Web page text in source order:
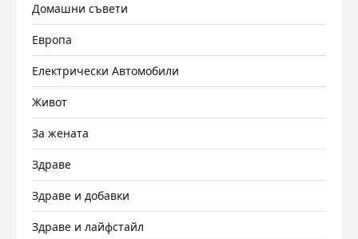
Домашни съвети
Европа
Електрически Автомобили
Живот
За жената
Здраве
Здраве и добавки
Здраве и лайфстайл